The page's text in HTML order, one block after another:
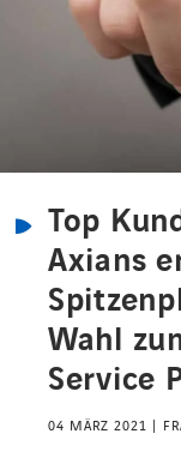
BRANCHEN
NEWS
KARRIERE
Karriere
Top
Axians
Wahl
Service
04 MÄRZ 2021